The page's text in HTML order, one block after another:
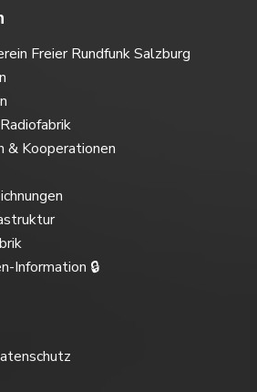
Freier Rundfunk Salzburg
& Kooperationen
Information 🔒